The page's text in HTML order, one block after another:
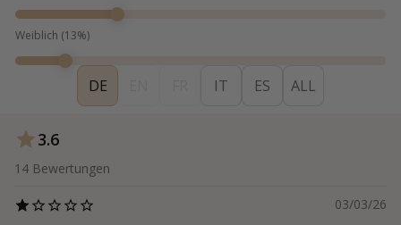
Weiblich (13%)
DE IT ES ALL
3.6
14 Bewertungen
03/03/26